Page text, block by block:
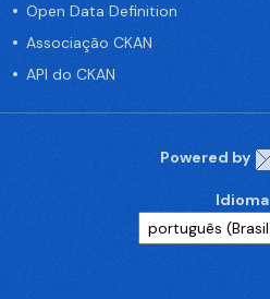
Open Data Definition
Associação CKAN
API do CKAN
Powered by
Idioma